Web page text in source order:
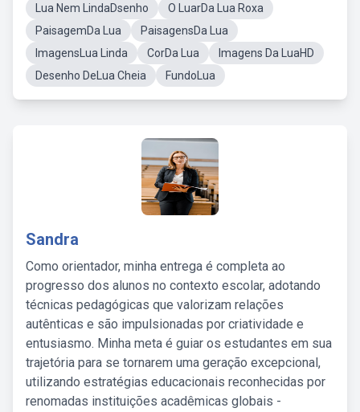
Lua Nem LindaDsenho
O LuarDa Lua Roxa
PaisagemDa Lua
PaisagensDa Lua
ImagensLua Linda
CorDa Lua
Imagens Da LuaHD
Desenho DeLua Cheia
FundoLua
Sandra
Como orientador, minha entrega é completa ao
progresso dos alunos no contexto escolar, adotando
técnicas pedagógicas que valorizam relações
autênticas e são impulsionadas por criatividade e
entusiasmo. Minha meta é guiar os estudantes em sua
trajetória para se tornarem uma geração excepcional,
utilizando estratégias educacionais reconhecidas por
renomadas instituições acadêmicas globais -